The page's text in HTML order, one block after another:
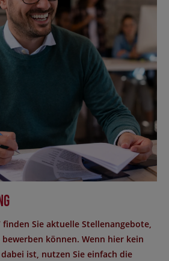
finden Sie aktuelle Stellenangebote,
können. Wenn hier kein
ist, nutzen Sie einfach die